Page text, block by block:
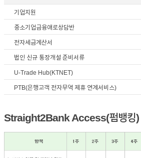
기
기업지원
중소기업금융애로상담반
전자세금계산서
법인 신규 통장개설 준비서류
U-Trade Hub(KTNET)
PTB(은행고객 전자무역 제휴 연계서비스)
Straight2Bank Access(펌뱅킹)